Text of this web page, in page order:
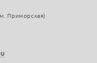
Приморская)